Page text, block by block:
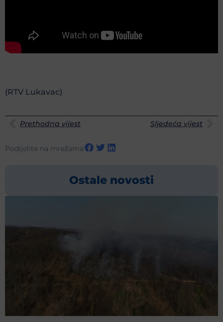
(RTV Lukavac)
Prethodna vijest Sljedeća vijest
Podijelite na mrežama
Ostale novosti